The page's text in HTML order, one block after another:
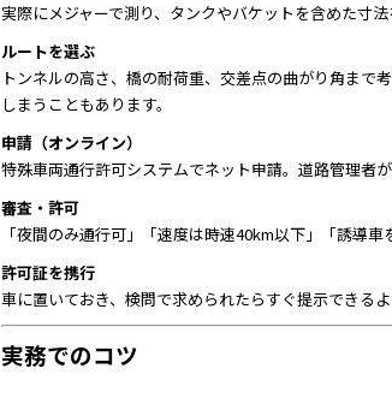
実際にメジャーで測り、タンクやバケットを含めた寸法
ルートを選ぶ
トンネルの高さ、橋の耐荷重、交差点の曲がり角まで
しまうこともあります。
申請（オンライン）
特殊車両通行許可システムでネット申請。道路管理者
審査・許可
「夜間のみ通行可」「速度は時速40km以下」「誘導
許可証を携行
車に置いておき、検問で求められたらすぐ提示できるよ
実務でのコツ